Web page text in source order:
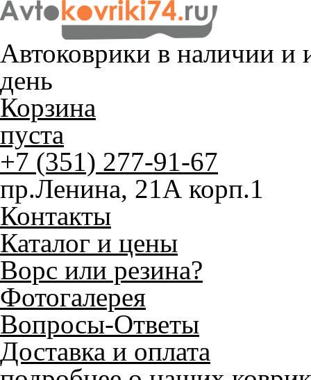
Автоковрики в наличии и
день
Корзина
пуста
+7 (351) 277-91-67
пр.Ленина, 21А корп.1
Контакты
Каталог и цены
Ворс или резина?
Фотогалерея
Вопросы-Ответы
Доставка и оплата